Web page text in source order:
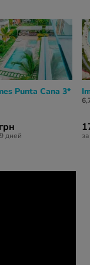
Punta Cana 3*
дней